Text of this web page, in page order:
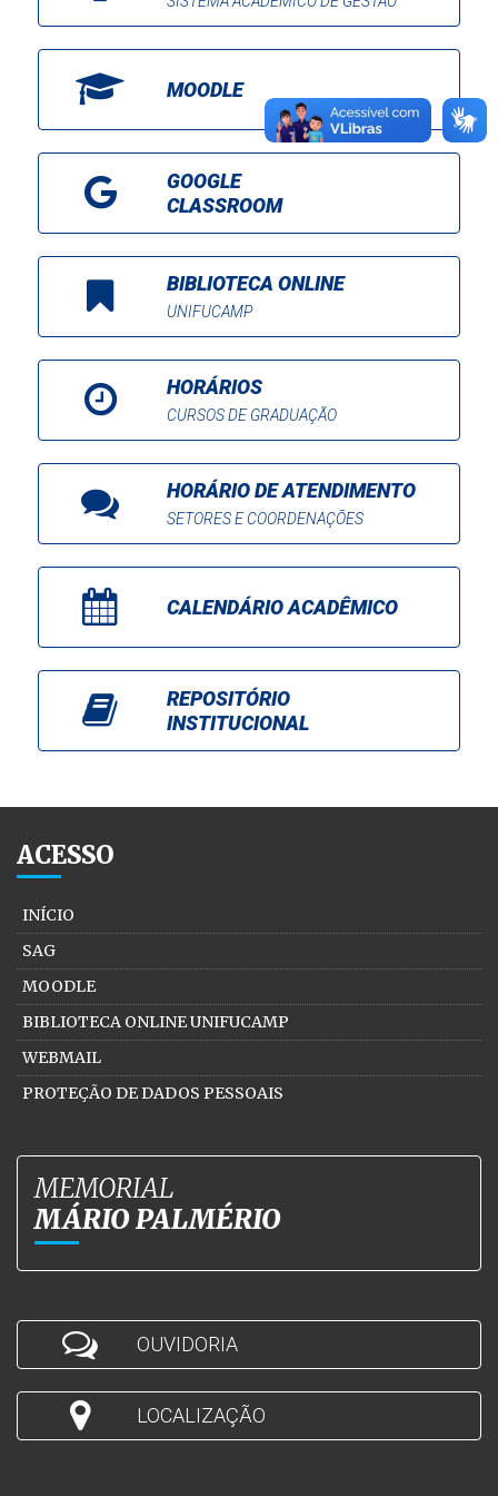
MOODLE
GOOGLE
CLASSROOM
BIBLIOTECA ONLINE
UNIFUCAMP
HORÁRIOS
CURSOS DE GRADUAÇÃO
HORÁRIO DE ATENDIMENTO
SETORES E COORDENAÇÕES
CALENDÁRIO ACADÊMICO
REPOSITÓRIO
INSTITUCIONAL
ACESSO
INÍCIO
SAG
MOODLE
BIBLIOTECA ONLINE UNIFUCAMP
WEBMAIL
PROTEÇÃO DE DADOS PESSOAIS
MEMORIAL
MÁRIO PALMÉRIO
OUVIDORIA
LOCALIZAÇÃO